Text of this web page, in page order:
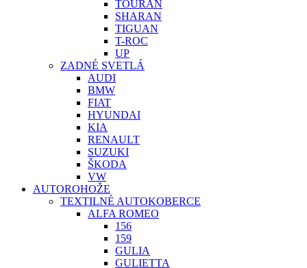
TOURAN
SHARAN
TIGUAN
T-ROC
UP
ZADNÉ SVETLÁ
AUDI
BMW
FIAT
HYUNDAI
KIA
RENAULT
SUZUKI
ŠKODA
VW
AUTOROHOŽE
TEXTILNÉ AUTOKOBERCE
ALFA ROMEO
156
159
GULIA
GULIETTA